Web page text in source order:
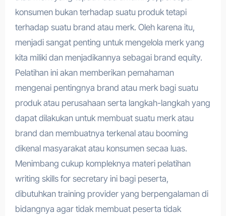
konsumen bukan terhadap suatu produk tetapi
terhadap suatu brand atau merk. Oleh karena itu,
menjadi sangat penting untuk mengelola merk yang
kita miliki dan menjadikannya sebagai brand equity.
Pelatihan ini akan memberikan pemahaman
mengenai pentingnya brand atau merk bagi suatu
produk atau perusahaan serta langkah-langkah yang
dapat dilakukan untuk membuat suatu merk atau
brand dan membuatnya terkenal atau booming
dikenal masyarakat atau konsumen secaa luas.
Menimbang cukup kompleknya materi pelatihan
writing skills for secretary ini bagi peserta,
dibutuhkan training provider yang berpengalaman di
bidangnya agar tidak membuat peserta tidak